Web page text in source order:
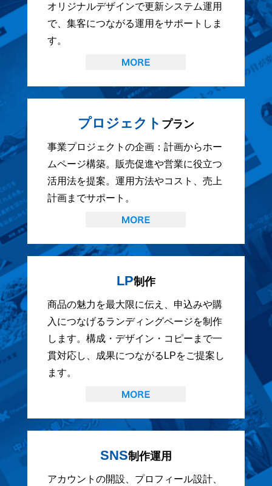
オリジナルデザインで更新システム運用
で、集客につながる運用をサポートしま
す。
プロジェクト プラン
事業プロジェクトの企画：計画からホー
ムページ構築。販売促進や営業に役立つ
活用法を提案。運用方法やコスト、売上
計画までサポート。
LP制作
商品の魅力を最大限に伝え、申込みや購
入につなげるランディングページを制作
します。構成・デザイン・コピーまで一
貫対応し、成果につながるLPをご提案し
ます。
SNS制作運用
アカウントの開設、プロフィール設計、